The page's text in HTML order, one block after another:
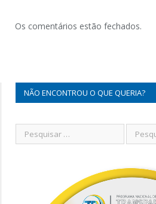
Os comentários estão fechados.
NÃO ENCONTROU O QUE QUERIA?